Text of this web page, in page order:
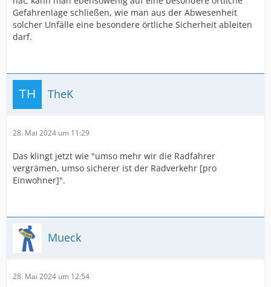
Gefahrenlage schließen, wie man aus der Abwesenheit
solcher Unfälle eine besondere örtliche Sicherheit ableiten
darf.
TheK
28. Mai 2024 um 11:29
Das klingt jetzt wie "umso mehr wir die Radfahrer
vergrämen, umso sicherer ist der Radverkehr [pro
Einwohner]".
Mueck
28. Mai 2024 um 12:54